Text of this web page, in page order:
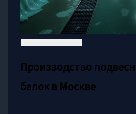
Производство
балок в Москве